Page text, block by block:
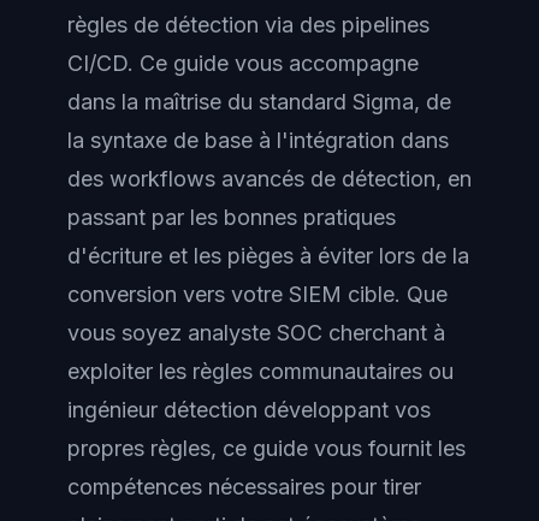
règles de détection via des pipelines
CI/CD. Ce guide vous accompagne
dans la maîtrise du standard Sigma, de
la syntaxe de base à l'intégration dans
des workflows avancés de détection, en
passant par les bonnes pratiques
d'écriture et les pièges à éviter lors de la
conversion vers votre SIEM cible. Que
vous soyez analyste SOC cherchant à
exploiter les règles communautaires ou
ingénieur détection développant vos
propres règles, ce guide vous fournit les
compétences nécessaires pour tirer